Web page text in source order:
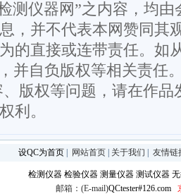
测仪器网”之内容，均
，并不代表本网赞同其
的直接或连带责任。如
并自负版权等相关责任
版权等问题，请在作品
利。
设QC为首页 网站首页 关于我们 友情链
检测仪器 检验仪器 测量仪器 测试仪器
邮箱：(E-mail)QCtester#126.com